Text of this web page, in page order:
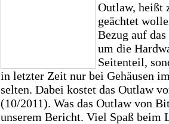
Outlaw, heißt
geächtet
Bezug auf
um die
Seitenteil,
in letzter Zeit nur bei Gehäusen
selten. Dabei kostet das Outlaw
(10/2011). Was das Outlaw von
unserem Bericht. Viel Spaß beim